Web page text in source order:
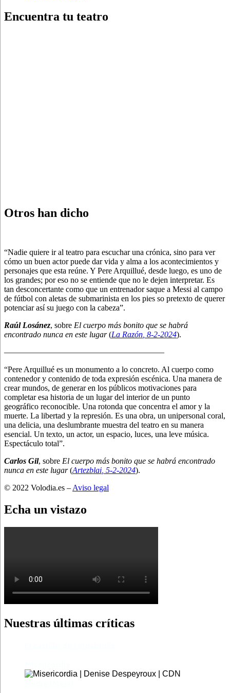
Encuentra tu teatro
Otros han dicho
“Nadie quiere ir al teatro para escuchar una crónica, sino para ver
cómo un buen actor puede dar vida y alma a los acontecimientos y
personajes que esta reúne. Y Pere Arquillué, desde luego, es uno de
los grandes; por eso no se entiende que no le dejen interpretar. Es
tan desconcertante como que un entrenador saque a Messi al campo
de fútbol con aletas de submarinista en los pies so pretexto de querer
potenciar así su juego con la cabeza”.
Raúl Losánez, sobre El cuerpo más bonito que se habrá
encontrado nunca en este lugar(La Razón , 8-2-2024).
———————————————————–
“Pere Arquillué es un monumento a lo concreto. Al cuerpo como
contenedor y contenido de toda expresión escénica. Una manera de
crear mundos, de generar en los públicos motivaciones para
completar esa historia de un lugar del interior de un punto
geográfico reconocible. Una rotonda que concentra el amor y la
muerte. La libertad y la represión. Es una obra, un unipersonal coral,
una delicia, una deslumbrante muestra del teatro en su manera
esencial. Un texto, un actor, un espacio, luces, una leve música.
Espectáculo total”.
Carlos Gil, sobre El cuerpo más bonito que se habrá encontrado
nunca en este lugar(Artezblai , 5-2-2024).
© 2022 Volodia.es – Aviso legal
Echa un vistazo
Nuestras últimas críticas